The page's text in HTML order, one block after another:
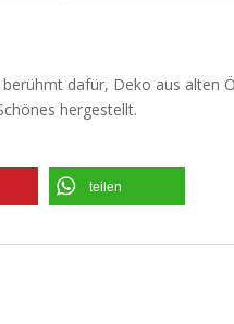
dafür, Deko aus alten
hergestellt.
teilen